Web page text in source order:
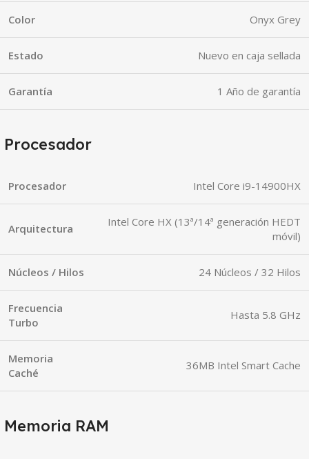
Color Onyx Grey
Estado Nuevo en caja sellada
Garantía 1 Año de garantía
Procesador
Procesador Intel Core i9-14900HX
Arquitectura
Intel Core HX (13ª/14ª generación HEDT
móvil)
Núcleos / Hilos 24 Núcleos / 32 Hilos
Frecuencia
Turbo
Hasta 5.8 GHz
Memoria
Caché
36MB Intel Smart Cache
Memoria RAM